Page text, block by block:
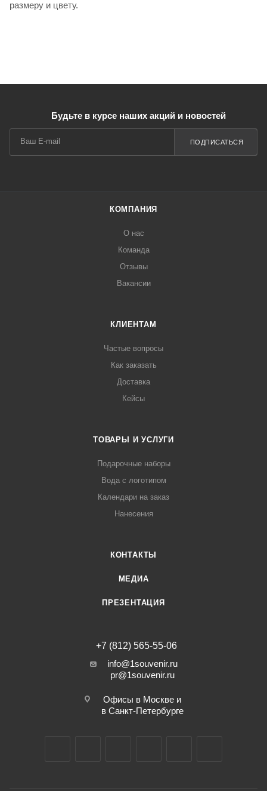
размеру и цвету.
Будьте в курсе наших акций и новостей
ПОДПИСАТЬСЯ
КОМПАНИЯ
О нас
Команда
Отзывы
Вакансии
КЛИЕНТАМ
Частые вопросы
Как заказать
Доставка
Кейсы
ТОВАРЫ И УСЛУГИ
Подарочные наборы
Вода с логотипом
Календари на заказ
Нанесения
КОНТАКТЫ
МЕДИА
ПРЕЗЕНТАЦИЯ
+7 (812) 565-55-06
info@1souvenir.ru
pr@1souvenir.ru
Офисы в Москве и
в Санкт-Петербурге